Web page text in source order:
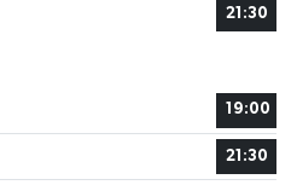
21:30
19:00
21:30